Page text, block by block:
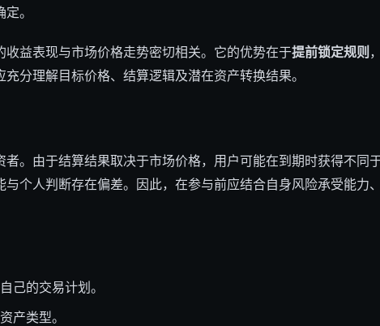
。
收益表现与市场价格走势密切相关。它的优势在于提前锁定规则
分理解目标价格、结算逻辑及潜在资产转换结果。
者。由于结算结果取决于市场价格，用户可能在到期时获得不同
与个人判断存在偏差。因此，在参与前应结合自身风险承受能力
己的交易计划。
产类型。